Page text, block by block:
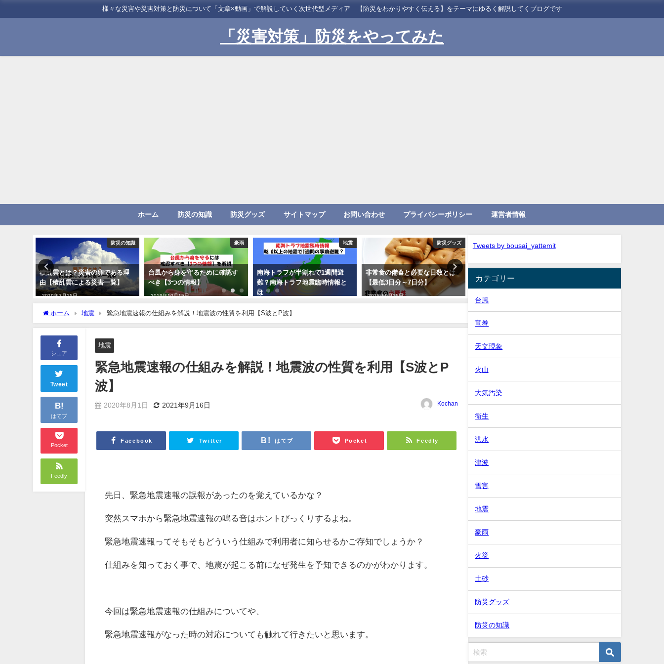
様々な災害や災害対策と防災について「文章×動画」で解説していく次世代型メディア 【防災をわかりやすく伝える】をテーマにゆるく解説してくブログです
「災害対策」防災をやってみた
ホーム 防災の知識 防災グッズ サイトマップ お問い合わせ プライバシーポリシー 運営者情報
防災の知識
積乱雲とは？災害の卵である理
由【積乱雲による災害一覧】
2019年7月15日
豪雨
台風から身を守るために確認す
べき【3つの情報】
2019年10月15日
地震
南海トラフが半割れで1週間避
難？南海トラフ地震臨時情報と
は
防災グッズ
非常食の備蓄と必要な日数とは
【最低3日分～7日分】
2018年9月15日
防災グッズ
回分を目安として用意しよう
2018年9月16日
ホーム 地震 緊急地震速報の仕組みを解説！地震波の性質を利用【S波とP波】
シェア
Tweet
B!
はてブ
Pocket
Feedly
地震
緊急地震速報の仕組みを解説！地震波の性質を利用【S波とP
波】
2020年8月1日 2021年9月16日 Kochan
Facebook Twitter はてブ Pocket Feedly
先日、緊急地震速報の誤報があったのを覚えているかな？
突然スマホから緊急地震速報の鳴る音はホントびっくりするよね。
緊急地震速報ってそもそもどういう仕組みで利用者に知らせるかご存知でしょうか？
仕組みを知っておく事で、地震が起こる前になぜ発生を予知できるのかがわかります。
今回は緊急地震速報の仕組みについてや、
緊急地震速報がなった時の対応についても触れて行きたいと思います。
Tweets by bousai_yattemit
カテゴリー
台風
竜巻
天文現象
火山
大気汚染
衛生
洪水
津波
雪害
地震
豪雨
火災
土砂
防災グッズ
防災の知識